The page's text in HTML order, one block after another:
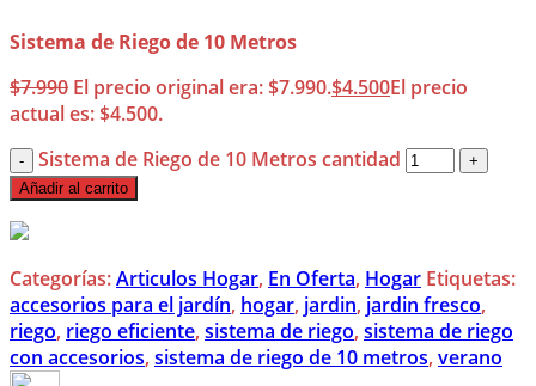
Sistema de Riego de 10 Metros
$7.990 El precio original era: $7.990.$4.500El precio
actual es: $4.500.
Sistema de Riego de 10 Metros cantidad
Añadir al carrito
Categorías:Articulos Hogar, En Oferta, Hogar Etiquetas:
accesorios para el jardín, hogar, jardin, jardin fresco,
riego, riego eficiente, sistema de riego, sistema de riego
con accesorios, sistema de riego de 10 metros, verano